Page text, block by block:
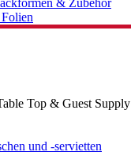
& Zubehör
Top & Guest Supply
und -servietten